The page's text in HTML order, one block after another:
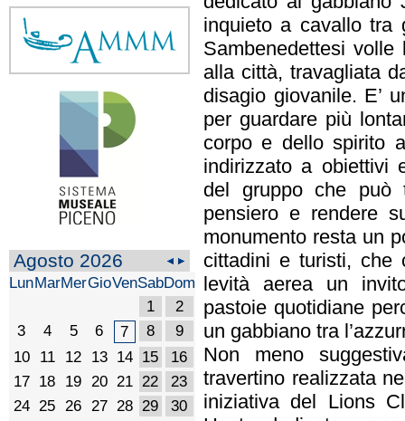
Agosto 2026
LunMarMerGioVenSabDom
1
2
3
4 5 6 7 8
9
10
11 12 13 14 15
16
17 18 19 20 21 22
23
24 25 26 27 28 29
30
inquieto a cavallo tra
Sambenedettesi
alla città, travagliata
disagio giovanile. E’
per guardare più
corpo e dello spirito
indirizzato a obiettivi
del gruppo che può
pensiero e rendere
monumento resta un
cittadini e turisti, che
levità aerea un
pastoie quotidiane
un gabbiano tra
Non meno
travertino realizzata
iniziativa del Lions